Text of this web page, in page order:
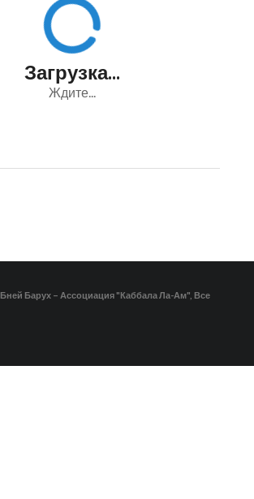
Загрузка...
Ждите...
Бней Барух – Ассоциация "Каббала Ла-Ам", Все